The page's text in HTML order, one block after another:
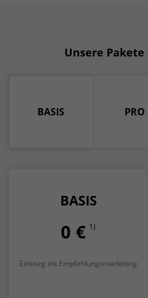
Unsere
BASIS PRO
BASIS
0 €1)
Einstieg ins Empfehlungsmarketing